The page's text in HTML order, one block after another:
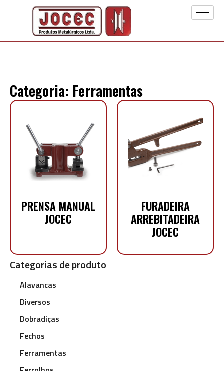
Categorias de produto
Alavancas
Diversos
Dobradiças
Fechos
Ferramentas
Categoria: Ferramentas
PRENSA MANUAL
JOCEC
FURADEIRA
ARREBITADEIRA
JOCEC